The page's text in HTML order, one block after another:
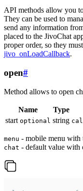
API methods allow you
They can be used to
send any information
placed to the JivoChat
proper order, so they
jivo_onLoadCallback.
open#
Method allows to open
Name Type
start optional string
menu - mobile menu with
chat - default value with